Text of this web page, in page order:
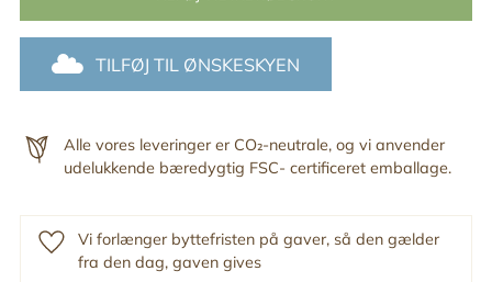
TILFØJ TIL ØNSKESKYEN
Alle vores leveringer er CO₂-neutrale, og vi anvender
udelukkende bæredygtig FSC- certificeret emballage.
Vi forlænger byttefristen på gaver, så den gælder
fra den dag, gaven gives